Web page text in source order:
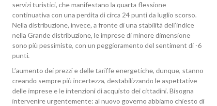
servizi turistici, che manifestano la quarta flessione
continuativa con una perdita di circa 24 punti da luglio scorso.
Nella distribuzione, invece, a fronte di una stabilità dell’indice
nella Grande distribuzione, le imprese di minore dimensione
sono più pessimiste, con un peggioramento del sentiment di -6
punti.
L’aumento dei prezzi e delle tariffe energetiche, dunque, stanno
creando sempre più incertezza, destabilizzando le aspettative
delle imprese e le intenzioni di acquisto dei cittadini. Bisogna
intervenire urgentemente: al nuovo governo abbiamo chiesto di